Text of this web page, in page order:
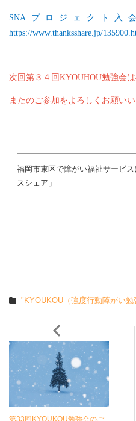
SNA プロジェクト入
https://www.thanksshare.jp/
次回第３４回KYOUHOU勉強会
またのご参加をよろしくお願いい
福岡市東区で障がい福祉サービ
スシェア」
"KYOUKOU（強度行動障がい
第33回KYOUKOU勉強会のご